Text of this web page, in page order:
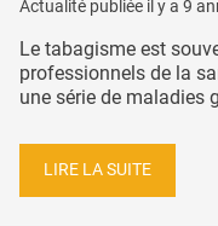
Actualité publiée il y a 9
Le tabagisme est
professionnels de la
une série de maladies
LIRE LA SUITE